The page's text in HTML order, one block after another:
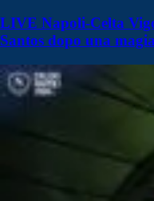
LIVE Napoli-Celta
Santos dopo una